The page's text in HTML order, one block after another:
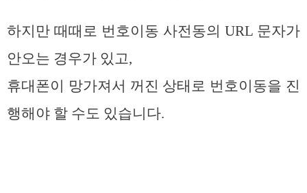
하지만 때때로 번호이동 사전동의 URL 문자가
안오는 경우가 있고,
휴대폰이 망가져서 꺼진 상태로 번호이동을 진
행해야 할 수도 있습니다.